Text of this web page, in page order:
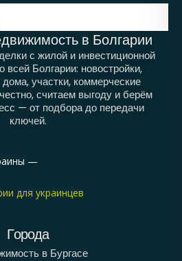
в Болгарии
с жилой и инвестиционной
Болгарии: новостройки,
участки, коммерческие
считаем выгоду и берём
— от подбора до передачи
ключей.
—
для украинцев
Города
в Бургасе